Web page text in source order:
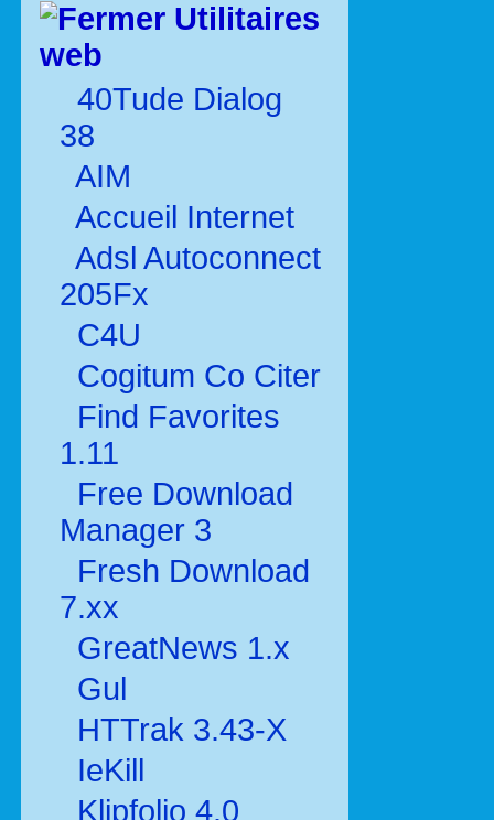
Utilitaires
web
40Tude Dialog
38
AIM
Accueil Internet
Adsl Autoconnect
205Fx
C4U
Cogitum Co Citer
Find Favorites
1.11
Free Download
Manager 3
Fresh Download
7.xx
GreatNews 1.x
Gul
HTTrak 3.43-X
IeKill
Klipfolio 4.0